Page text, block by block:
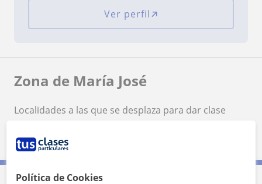
Ver perfil
Zona de María José
Localidades a las que se desplaza para dar clase
Política de Cookies